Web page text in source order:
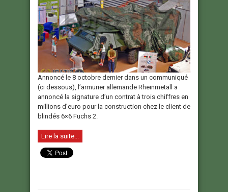
Annoncé le 8 octobre dernier dans un communiqué
(ci dessous), l’armurier allemande Rheinmetall a
annoncé la signature d’un contrat à trois chiffres en
millions d’euro pour la construction chez le client de
blindés 6×6 Fuchs 2.
Lire la suite...